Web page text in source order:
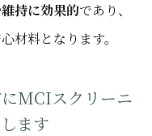
持に効果的であり、
材料となります。
MCIスクリーニ
ます